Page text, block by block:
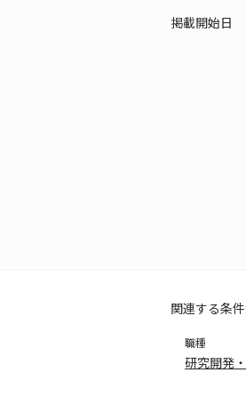
掲載開始日
関連する条
職種
研究開発